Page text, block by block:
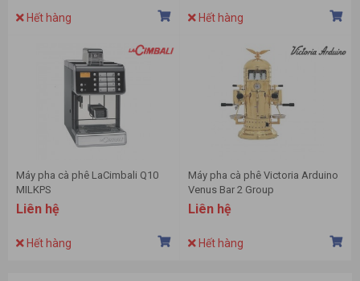
Hết hàng Hết hàng
Máy pha cà phê LaCimbali Q10
MILKPS
Liên hệ
Hết hàng
Máy pha cà phê Victoria Arduino
Venus Bar 2 Group
Liên hệ
Hết hàng